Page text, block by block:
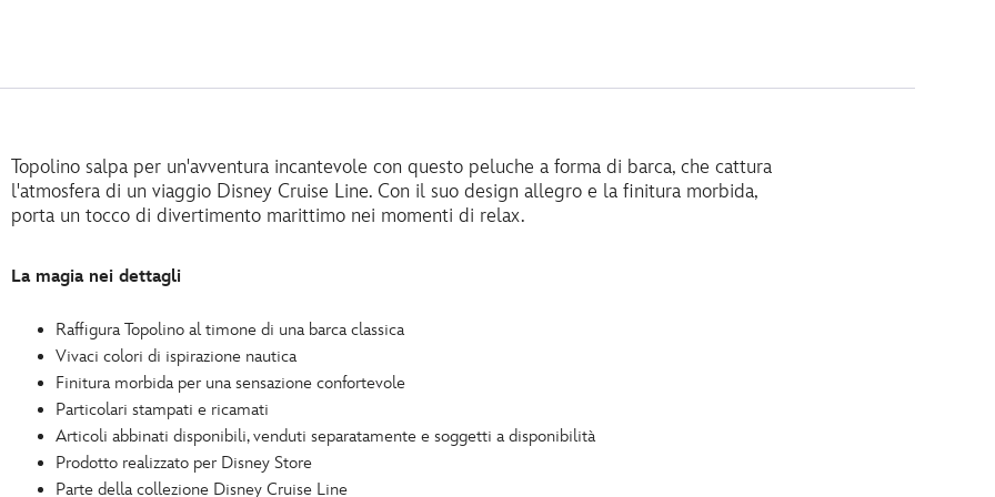
Topolino salpa per un'avventura incantevole con questo peluche a forma di barca, che cattura
l'atmosfera di un viaggio Disney Cruise Line. Con il suo design allegro e la finitura morbida,
porta un tocco di divertimento marittimo nei momenti di relax.
La magia nei dettagli
Raffigura Topolino al timone di una barca classica
Vivaci colori di ispirazione nautica
Finitura morbida per una sensazione confortevole
Particolari stampati e ricamati
Articoli abbinati disponibili, venduti separatamente e soggetti a disponibilità
Prodotto realizzato per Disney Store
Parte della collezione Disney Cruise Line